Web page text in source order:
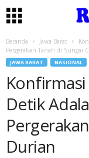
Beranda Jawa Barat
Pergerakan Tanah di Sungai
JAWA BARAT NASIONAL
Detik
Durian